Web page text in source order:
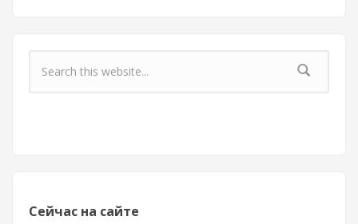
Форма поиска
Сейчас на сайте